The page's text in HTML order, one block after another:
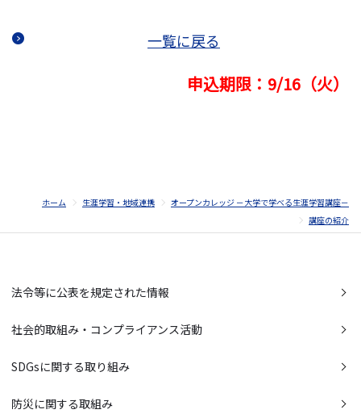
一覧に戻る
申込期限：9/16（火）
ホーム 生涯学習・地域連携
オープンカレッジ －大学で学べる生涯学習講座－
講座の紹介
法令等に公表を規定された情報
社会的取組み・コンプライアンス活動
SDGsに関する取り組み
防災に関する取組み